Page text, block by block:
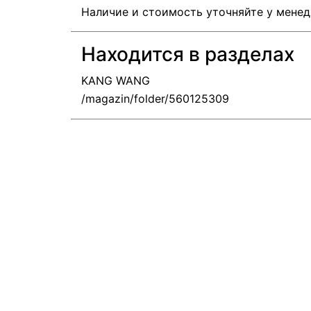
Наличие и стоимость уточняйте у
Находится в разделах
KANG WANG